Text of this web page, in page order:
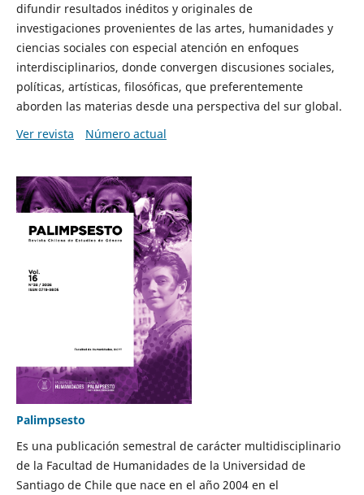
difundir resultados inéditos y originales de
investigaciones provenientes de las artes, humanidades y
ciencias sociales con especial atención en enfoques
interdisciplinarios, donde convergen discusiones sociales,
políticas, artísticas, filosóficas, que preferentemente
aborden las materias desde una perspectiva del sur global.
Ver revista
Número actual
Palimpsesto
Es una publicación semestral de carácter multidisciplinario
de la Facultad de Humanidades de la Universidad de
Santiago de Chile que nace en el año 2004 en el